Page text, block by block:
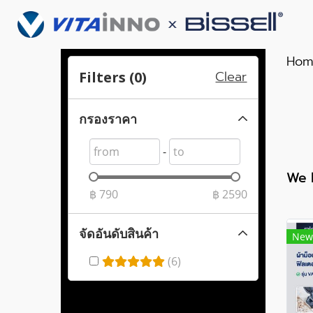
We
New
Filters (0) Clear
กรองราคา
-
฿ 790 ฿ 2590
จัดอันดับสินค้า
(6)